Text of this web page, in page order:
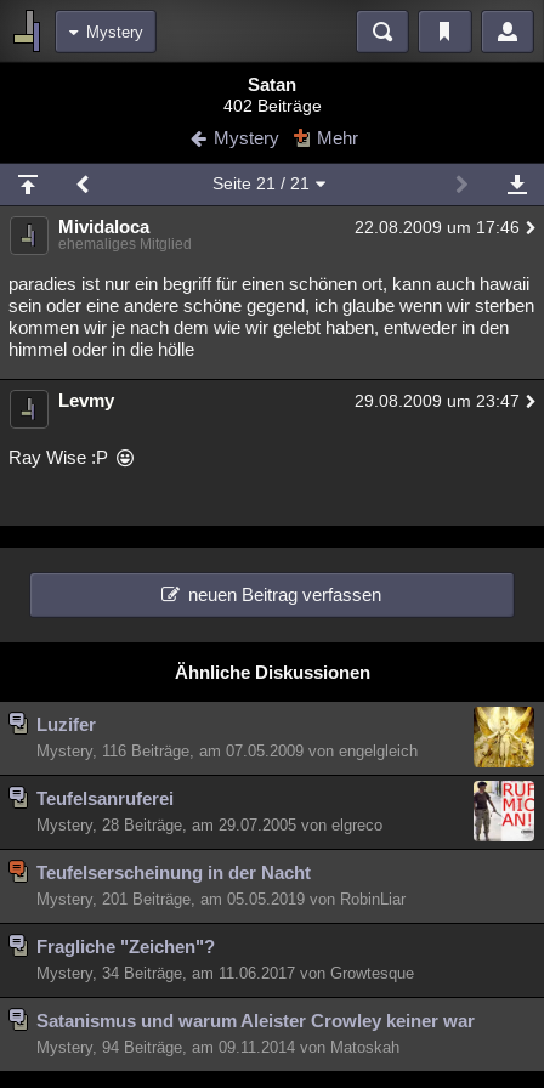
Mystery
Blogs Videos
Chat Wiki Neuigkeiten
meine Rubriken
Menschen Wissenschaft Mystery Kriminalfälle
Spiritualität Verschwörungen Technologie Ufologie
Natur Umfragen Unterhaltung
Philosophie Literatur
Astronomie
Besucht Teilgenommen Alle Neue Geschlossen
Lesenswert Schlüsselwörter
Satan
402 Beiträge
Mystery Mehr
Seite 21 / 21
Mividaloca 22.08.2009 um 17:46
ehemaliges Mitglied
paradies ist nur ein begriff für einen schönen ort, kann auch hawaii
sein oder eine andere schöne gegend, ich glaube wenn wir sterben
kommen wir je nach dem wie wir gelebt haben, entweder in den
himmel oder in die hölle
Levmy 29.08.2009 um 23:47
Ray Wise :P
neuen Beitrag verfassen
Ähnliche Diskussionen
Luzifer
Mystery, 116 Beiträge, am 07.05.2009 von engelgleich
Teufelsanruferei
Mystery, 28 Beiträge, am 29.07.2005 von elgreco
Teufelserscheinung in der Nacht
Mystery, 201 Beiträge, am 05.05.2019 von RobinLiar
Fragliche "Zeichen"?
Mystery, 34 Beiträge, am 11.06.2017 von Growtesque
Satanismus und warum Aleister Crowley keiner war
Mystery, 94 Beiträge, am 09.11.2014 von Matoskah